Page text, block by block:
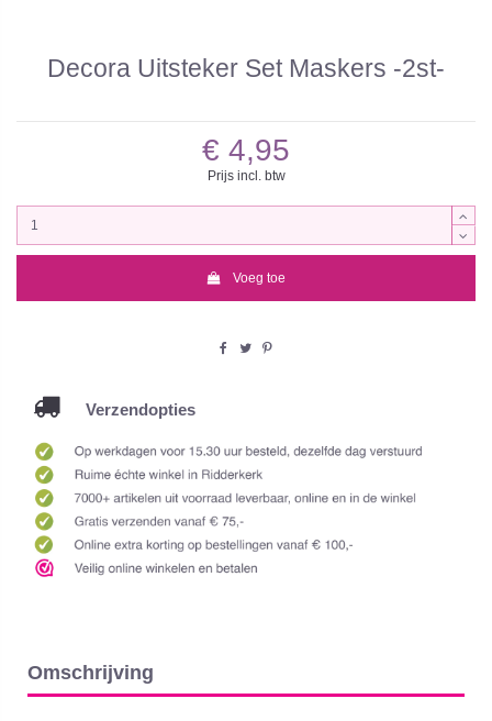
Decora Uitsteker Set Maskers -2st-
€ 4,95
Prijs incl. btw
Voeg toe
Verzendopties
Omschrijving